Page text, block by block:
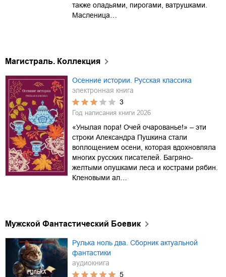
также оладьями, пирогами, ватрушками.
Масленица…
Магистраль. Коллекция
Осенние истории. Русская классика
электронная книга
3
Год написания книги 2026
«Унылая пора! Очей очарованье!» – эти
строки Александра Пушкина стали
воплощением осени, которая вдохновляла
многих русских писателей. Багряно-
желтыми опушками леса и кострами рябин.
Кленовыми ал…
Мужской Фантастический Боевик
Рулька ноль два. Сборник актуальной
фантастики
аудиокнига
5